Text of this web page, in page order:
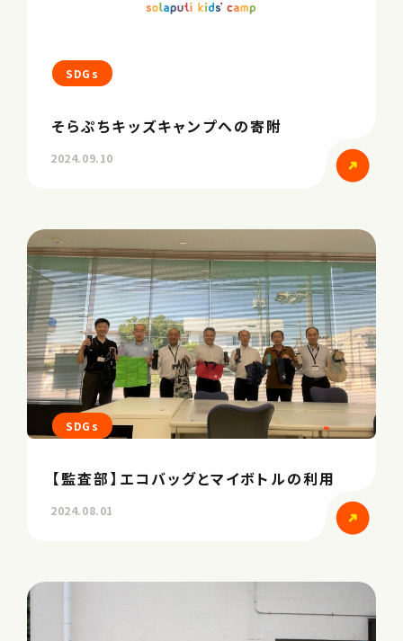
SDGs
そらぷちキッズキャンプへの寄附
2024.09.10
SDGs
【監査部】エコバッグとマイボトルの利用
2024.08.01